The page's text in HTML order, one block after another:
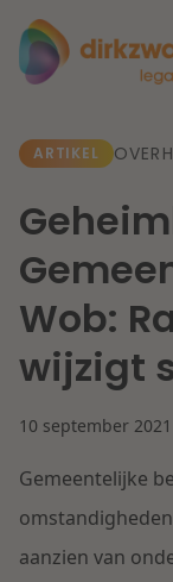
Expertises
Fiscaal
Arbeid &
IE & Innovatie
Dichtbij een
Lees meer
Artikelen
Klantcases
Events
Specialisten
Over ons
Werken bij
ARTIKEL
Wob:
wijzigt
10 september 2021
Gemeentelijke
aanzien van